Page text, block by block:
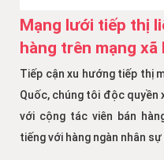
Mạng lưới tiếp thị
hàng trên mạng
Tiếp cận xu hướng tiếp thị
Quốc, chúng tôi độc quyền
với cộng tác viên bán
tiếng với hàng ngàn nhân